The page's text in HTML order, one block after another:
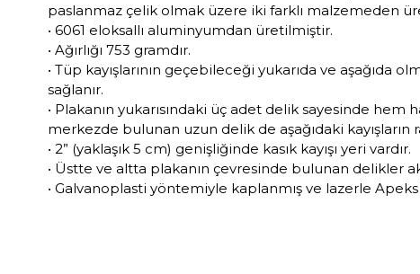
paslanmaz çelik olmak üzere iki farklı malzemeden
• 6061 eloksallı aluminyumdan üretilmiştir.
• Ağırlığı 753 gramdır.
• Tüp kayışlarının geçebileceği yukarıda ve aşağıda
sağlanır.
• Plakanın yukarısındaki üç adet delik sayesinde
merkezde bulunan uzun delik de aşağıdaki kayışların
• 2” (yaklaşık 5 cm) genişliğinde kasık kayışı yeri vardır.
• Üstte ve altta plakanın çevresinde bulunan delikler
• Galvanoplasti yöntemiyle kaplanmış ve lazerle